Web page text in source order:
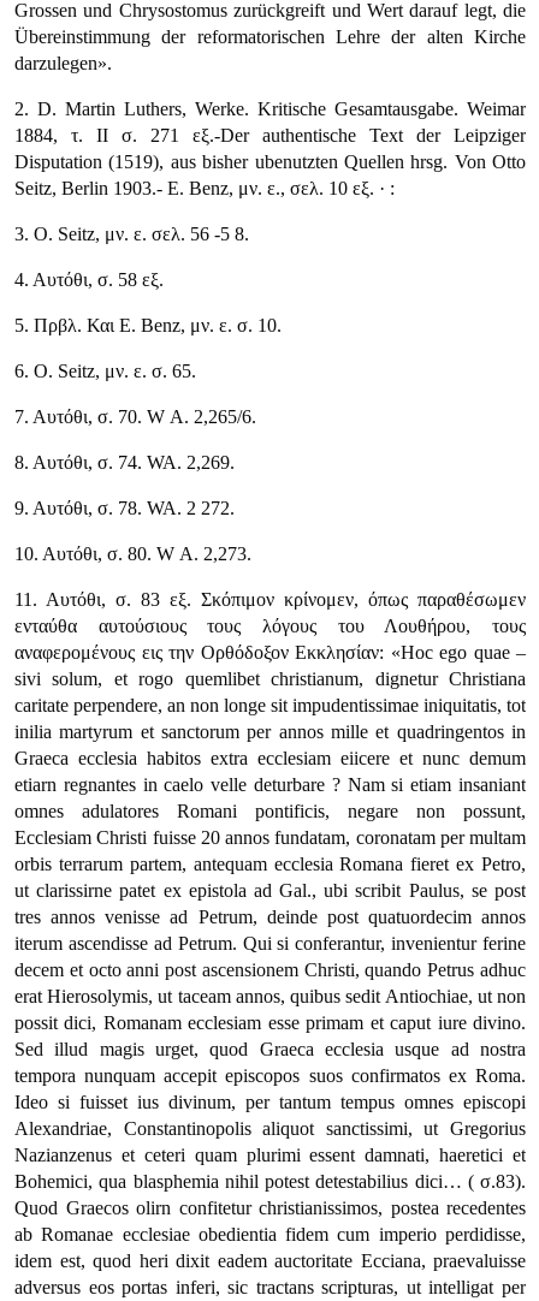
Grossen und Chrysostomus zurückgreift und Wert darauf legt, die
Übereinstimmung der reformatorischen Lehre der alten Kirche
darzulegen».
2. D. Martin Luthers, Werke. Kritische Gesamtausgabe. Weimar
1884, τ. II σ. 271 εξ.-Der authentische Text der Leipziger
Disputation (1519), aus bisher ubenutzten Quellen hrsg. Von Otto
Seitz, Berlin 1903.- E. Benz, μν. ε., σελ. 10 εξ. · :
3. Ο. Seitz, μν. ε. σελ. 56 -5 8.
4. Αυτόθι, σ. 58 εξ.
5. Πρβλ. Και E. Benz, μν. ε. σ. 10.
6. Ο. Seitz, μν. ε. σ. 65.
7. Αυτόθι, σ. 70. W Α. 2,265/6.
8. Αυτόθι, σ. 74. WA. 2,269.
9. Αυτόθι, σ. 78. WA. 2 272.
10. Αυτόθι, σ. 80. W Α. 2,273.
11. Αυτόθι, σ. 83 εξ. Σκόπιμον κρίνομεν, όπως παραθέσωμεν
ενταύθα αυτούσιους τους λόγους του Λουθήρου, τους
αναφερομένους εις την Ορθόδοξον Εκκλησίαν: «Hoc ego quae –
sivi solum, et rogo quemlibet christianum, dignetur Christiana
caritate perpendere, an non longe sit impudentissimae iniquitatis, tot
inilia martyrum et sanctorum per annos mille et quadringentos in
Graeca ecclesia habitos extra ecclesiam eiicere et nunc demum
etiarn regnantes in caelo velle deturbare ? Nam si etiam insaniant
omnes adulatores Romani pontificis, negare non possunt,
Ecclesiam Christi fuisse 20 annos fundatam, coronatam per multam
orbis terrarum partem, antequam ecclesia Romana fieret ex Petro,
ut clarissirne patet ex epistola ad Gal., ubi scribit Paulus, se post
tres annos venisse ad Petrum, deinde post quatuordecim annos
iterum ascendisse ad Petrum. Qui si conferantur, invenientur ferine
decem et octo anni post ascensionem Christi, quando Petrus adhuc
erat Hierosolymis, ut taceam annos, quibus sedit Antiochiae, ut non
possit dici, Romanam ecclesiam esse primam et caput iure divino.
Sed illud magis urget, quod Graeca ecclesia usque ad nostra
tempora nunquam accepit episcopos suos confirmatos ex Roma.
Ideo si fuisset ius divinum, per tantum tempus omnes episcopi
Alexandriae, Constantinopolis aliquot sanctissimi, ut Gregorius
Nazianzenus et ceteri quam plurimi essent damnati, haeretici et
Bohemici, qua blasphemia nihil potest detestabilius dici… ( σ.83).
Quod Graecos olirn confitetur christianissimos, postea recedentes
ab Romanae ecclesiae obedientia fidem cum imperio perdidisse,
idem est, quod heri dixit eadem auctoritate Ecciana, praevaluisse
adversus eos portas inferi, sic tractans scripturas, ut intelligat per